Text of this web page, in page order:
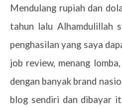
Mendulang rupiah dan
tahun lalu Alhamdulillah
penghasilan yang saya
job review, menang
dengan banyak brand
blog sendiri dan dibayar